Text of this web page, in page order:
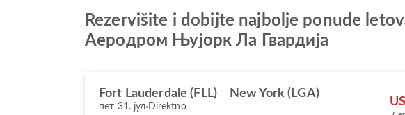
Rezervišite i dobijte najbolje ponude
Аеродром Њујорк Ла Гвардија
Fort Lauderdale (FLL) New York (LGA)
пет 31. јул Direktno